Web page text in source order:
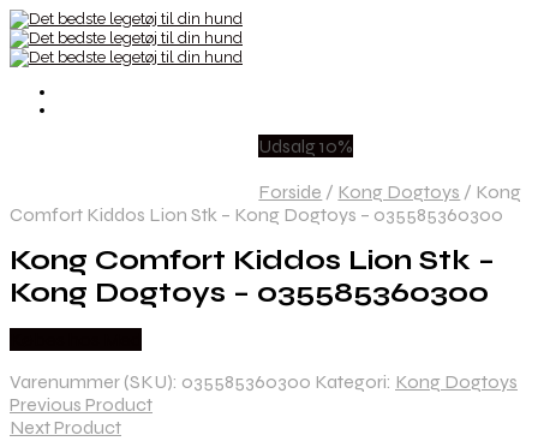
Udsalg 10%
Forside / Kong Dogtoys / Kong
Comfort Kiddos Lion Stk – Kong Dogtoys – 035585360300
Kong Comfort Kiddos Lion Stk –
Kong Dogtoys – 035585360300
Varenummer (SKU): 035585360300 Kategori: Kong Dogtoys
Previous Product
Next Product